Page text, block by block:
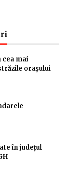
cea mai
orașului
în județul